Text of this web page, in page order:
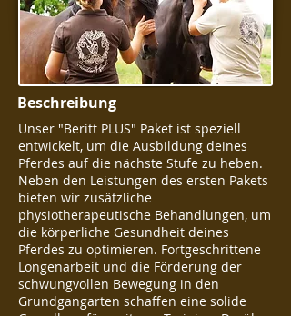
Beschreibung
Unser "Beritt PLUS" Paket ist speziell
entwickelt, um die Ausbildung deines
Pferdes auf die nächste Stufe zu heben.
Neben den Leistungen des ersten Pakets
bieten wir zusätzliche
physiotherapeutische Behandlungen, um
die körperliche Gesundheit deines
Pferdes zu optimieren. Fortgeschrittene
Longenarbeit und die Förderung der
schwungvollen Bewegung in den
Grundgangarten schaffen eine solide